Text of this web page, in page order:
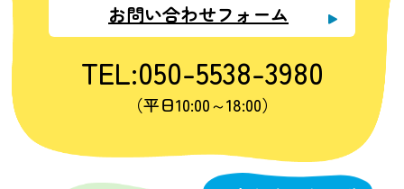
お問い合わせフォーム
TEL:050-5538-3980
（平日10:00～18:00）